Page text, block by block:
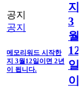
공지
공지
메모리워드 시작한
지 3월12일이면 2년
이 됩니다.
지
3
월
12
일
이